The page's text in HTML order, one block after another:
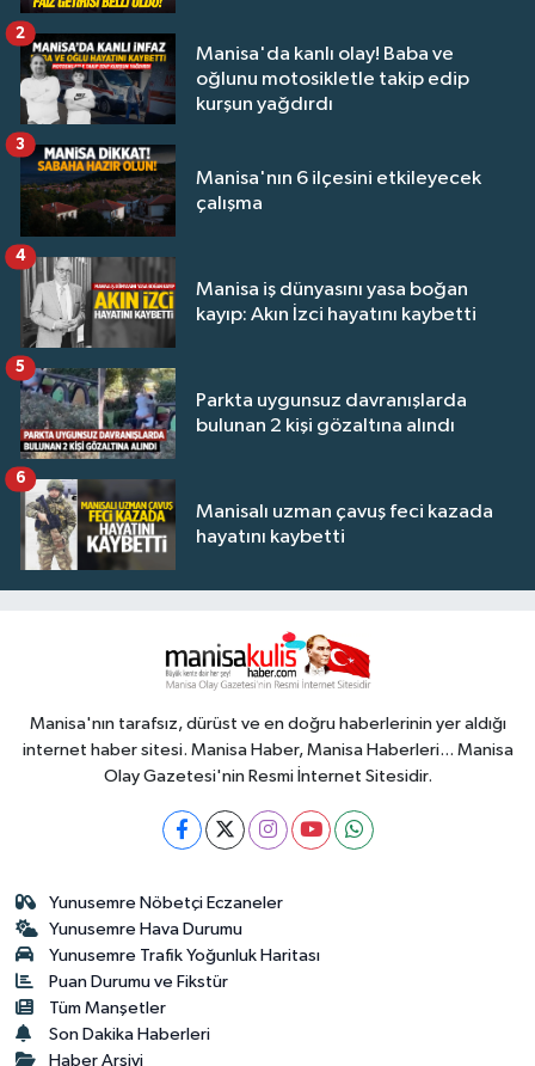
Manisa'da kanlı olay! Baba ve
oğlunu motosikletle takip edip
kurşun yağdırdı
2
Manisa'nın 6 ilçesini etkileyecek
çalışma
3
Manisa iş dünyasını yasa boğan
kayıp: Akın İzci hayatını kaybetti
4
Parkta uygunsuz davranışlarda
bulunan 2 kişi gözaltına alındı
5
Manisalı uzman çavuş feci kazada
hayatını kaybetti
6
Manisa'nın tarafsız, dürüst ve en doğru haberlerinin yer aldığı
internet haber sitesi. Manisa Haber, Manisa Haberleri... Manisa
Olay Gazetesi'nin Resmi İnternet Sitesidir.
Yunusemre Nöbetçi Eczaneler
Yunusemre Hava Durumu
Yunusemre Trafik Yoğunluk Haritası
Puan Durumu ve Fikstür
Tüm Manşetler
Son Dakika Haberleri
Haber Arşivi